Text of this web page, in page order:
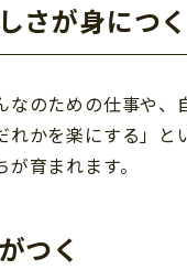
さが身につく
なのための仕事や
れかを楽にする」
育まれます。
つく